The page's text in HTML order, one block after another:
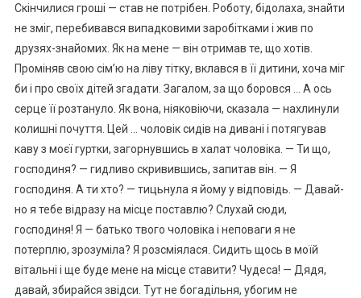
Скінчилися гроші — став не потрібен. Роботу, бідолаха, знайти
не зміг, перебивався випадковими заробітками і жив по
друзях-знайомих. Як на мене — він отримав те, що хотів.
Проміняв свою сім’ю на ліву тітку, вклався в її дитини, хоча міг
би і про своїх дітей згадати. Загалом, за що боровся … А ось
серце її розтануло. Як вона, ніяковіючи, сказала — нахлинули
колишні почуття. Цей … чоловік сидів на дивані і потягував
каву з моєї гуртки, загорнувшись в халат чоловіка. — Ти що,
господиня? — гидливо скривившись, запитав він. — Я
господиня. А ти хто? — тицьнула я йому у відповідь. — Давай-
но я тебе відразу на місце поставлю? Слухай сюди,
господиня! Я — батько твого чоловіка і неповаги я не
потерплю, зрозуміла? Я розсміялася. Сидить щось в моїй
вітальні і ще буде мене на місце ставити? Чудеса! — Дядя,
давай, збирайся звідси. Тут не богадільня, убогим не